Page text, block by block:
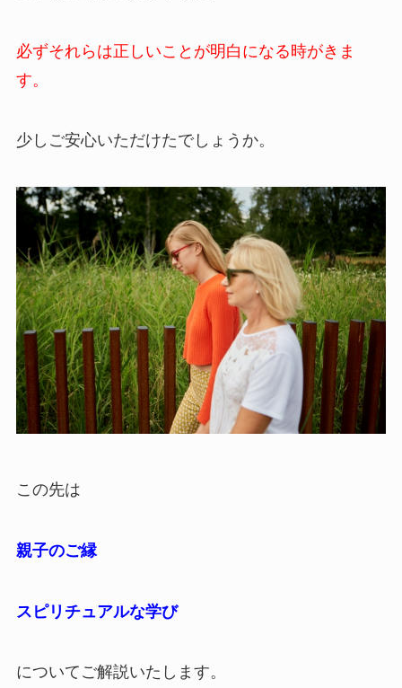
必ずそれらは正しいことが明白になる時がきま
す。
少しご安心いただけたでしょうか。
この先は
親子のご縁
スピリチュアルな学び
についてご解説いたします。